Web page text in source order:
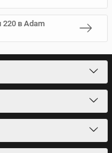
220 в Adam